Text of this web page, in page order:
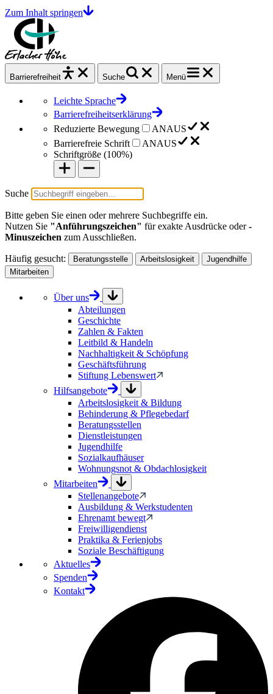
Zum Inhalt springen
Barrierefrei heit Suche Menü
Leichte Sprache
Barrierefreiheitserklärung
Reduzierte Bewegung
ANAUS
Barrierefreie Schrift
ANAUS
Schriftgröße (100%)
Suche
Bitte geben Sie einen oder mehrere Suchbegriffe ein.
Nutzen Sie "Anführungszeichen" für exakte Ausdrücke oder-
Minuszeichen zum Ausschließen.
Häufig gesucht: Beratungsstelle Arbeitslosigkeit
Jugendhilfe
Mitarbeiten
Über uns
Abteilungen
Geschichte
Zahlen & Fakten
Leitbild & Handeln
Nachhaltigkeit & Schöpfung
Geschäftsführung
Stiftung Lebenswert
Hilfsangebote
Arbeitslosigkeit & Bildung
Behinderung & Pflegebedarf
Beratungsstellen
Dienstleistungen
Jugendhilfe
Sozialkaufhäuser
Wohnungsnot & Obdachlosigkeit
Mitarbeiten
Stellenangebote
Ausbildung & Werkstudenten
Ehrenamt bewegt
Freiwilligendienst
Praktika & Ferienjobs
Soziale Beschäftigung
Aktuelles
Spenden
Kontakt